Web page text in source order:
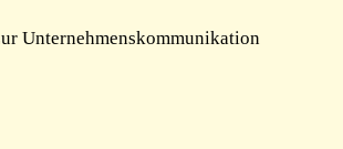
Unternehmenskommunikation